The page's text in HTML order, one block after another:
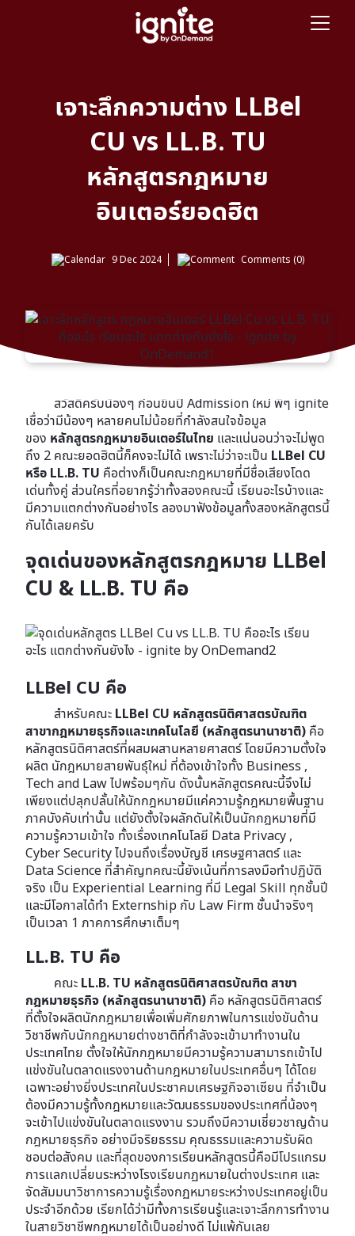
เจาะลึกความต่าง LLBel
CU vs LL.B. TU
หลักสูตรกฎหมาย
อินเตอร์ยอดฮิต
9 Dec 2024 Comments (0)
สวัสดีครับน้องๆ ก่อนขึ้นปี Admission ใหม่ พี่ๆ ignite
เชื่อว่ามีน้องๆ หลายคนไม่น้อยที่กำลังสนใจข้อมูล
ของ หลักสูตรกฎหมายอินเตอร์ในไทย และแน่นอนว่าจะไม่พูด
ถึง 2 คณะยอดฮิตนี้ก็คงจะไม่ได้ เพราะไม่ว่าจะเป็น LLBel CU
หรือ LL.B. TU คือต่างก็เป็นคณะกฎหมายที่มีชื่อเสียงโดด
เด่นทั้งคู่ ส่วนใครที่อยากรู้ว่าทั้งสองคณะนี้ เรียนอะไรบ้างและ
มีความแตกต่างกันอย่างไร ลองมาฟังข้อมูลทั้งสองหลักสูตรนี้
กันได้เลยครับ
จุดเด่นของหลักสูตรกฎหมาย LLBel
CU & LL.B. TU คือ
LLBel CU คือ
สำหรับคณะ LLBel CU หลักสูตรนิติศาสตรบัณฑิต
สาขากฎหมายธุรกิจและเทคโนโลยี (หลักสูตรนานาชาติ) คือ
หลักสูตรนิติศาสตร์ที่ผสมผสานหลายศาสตร์ โดยมีความตั้งใจ
ผลิต นักฎหมายสายพันธุ์ใหม่ ที่ต้องเข้าใจทั้ง Business ,
Tech and Law ไปพร้อมๆกัน ดังนั้นหลักสูตรคณะนี้จึงไม่
เพียงแต่ปลุกปลั้นให้นักกฎหมายมีแค่ความรู้กฎหมายพื้นฐาน
ภาคบังคับเท่านั้น แต่ยังตั้งใจผลักดันให้เป็นนักกฎหมายที่มี
ความรู้ความเข้าใจ ทั้งเรื่องเทคโนโลยี Data Privacy ,
Cyber Security ไปจนถึงเรื่องบัญชี เศรษฐศาสตร์ และ
Data Science ที่สำคัญทคณะนี้ยังเน้นที่การลงมือทำปฏิบัติ
จริง เป็น Experiential Learning ที่มี Legal Skill ทุกชั้นปี
และมีโอกาสได้ทำ Externship กับ Law Firm ชั้นนำจริงๆ
เป็นเวลา 1 ภาคการศึกษาเต็มๆ
LL.B. TU คือ
คณะ LL.B. TU หลักสูตรนิติศาสตรบัณฑิต สาขา
กฎหมายธุรกิจ (หลักสูตรนานาชาติ) คือ หลักสูตรนิติศาสตร์
ที่ตั้งใจผลิตนักกฎหมายเพื่อเพิ่มศักยภาพในการแข่งขันด้าน
วิชาชีพกับนักกฎหมายต่างชาติที่กำลังจะเข้ามาทำงานใน
ประเทศไทย ตั้งใจให้นักกฎหมายมีความรู้ความสามารถเข้าไป
แข่งขันในตลาดแรงงานด้านกฎหมายในประเทศอื่นๆ ได้โดย
เฉพาะอย่างยิ่งประเทศในประชาคมเศรษฐกิจอาเซียน ที่จำเป็น
ต้องมีความรู้ทั้งกฎหมายและวัฒนธรรมของประเทศที่น้องๆ
จะเข้าไปแข่งขันในตลาดแรงงาน รวมถึงมีความเชี่ยวชาญด้าน
กฎหมายธุรกิจ อย่างมีจริยธรรม คุณธรรมและความรับผิด
ชอบต่อสังคม และที่สุดของการเรียนหลักสูตรนี้คือมีโปรแกรม
การเเลกเปลี่ยนระหว่างโรงเรียนกฏหมายในต่างประเทศ และ
จัดสัมมนาวิชาการความรู้เรื่องกฏหมายระหว่างประเทศอยู่เป็น
ประจำอีกด้วย เรียกได้ว่ามีทั้งการเรียนรู้และเจาะลึกการทำงาน
ในสายวิชาชีพกฎหมายได้เป็นอย่างดี ไม่แพ้กันเลย